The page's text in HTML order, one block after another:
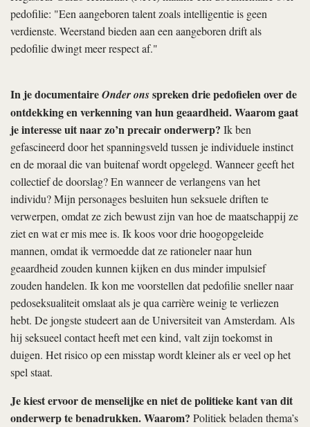
pedofilie: "Een aangeboren talent zoals intelligentie is geen
verdienste. Weerstand bieden aan een aangeboren drift als
pedofilie dwingt meer respect af."
In je documentaireOnder onsspreken drie pedofielen over de
ontdekking en verkenning van hun geaardheid. Waarom gaat
je interesse uit naar zo’n precair onderwerp? Ik ben
gefascineerd door het spanningsveld tussen je individuele instinct
en de moraal die van buitenaf wordt opgelegd. Wanneer geeft het
collectief de doorslag? En wanneer de verlangens van het
individu? Mijn personages besluiten hun seksuele driften te
verwerpen, omdat ze zich bewust zijn van hoe de maatschappij ze
ziet en wat er mis mee is. Ik koos voor drie hoogopgeleide
mannen, omdat ik vermoedde dat ze rationeler naar hun
geaardheid zouden kunnen kijken en dus minder impulsief
zouden handelen. Ik kon me voorstellen dat pedofilie sneller naar
pedoseksualiteit omslaat als je qua carrière weinig te verliezen
hebt. De jongste studeert aan de Universiteit van Amsterdam. Als
hij seksueel contact heeft met een kind, valt zijn toekomst in
duigen. Het risico op een misstap wordt kleiner als er veel op het
spel staat.
Je kiest ervoor de menselijke en niet de politieke kant van dit
onderwerp te benadrukken. Waarom? Politiek beladen thema’s